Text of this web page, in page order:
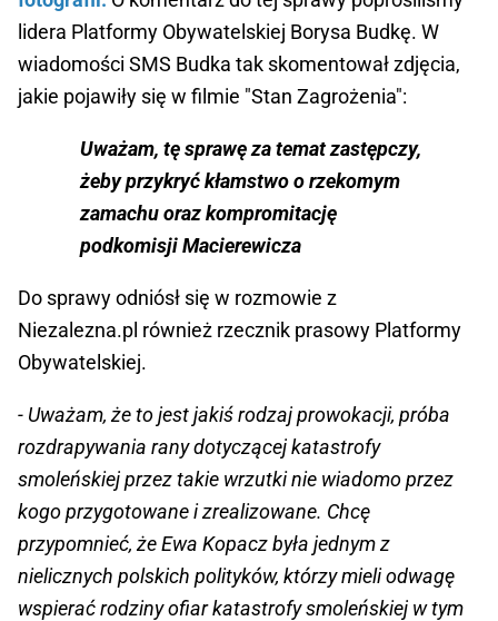
lidera Platformy Obywatelskiej Borysa Budkę. W
wiadomości SMS Budka tak skomentował zdjęcia,
jakie pojawiły się w filmie "Stan Zagrożenia":
Uważam, tę sprawę za temat zastępczy,
żeby przykryć kłamstwo o rzekomym
zamachu oraz kompromitację
podkomisji Macierewicza
Do sprawy odniósł się w rozmowie z
Niezalezna.pl również rzecznik prasowy Platformy
Obywatelskiej.
- Uważam, że to jest jakiś rodzaj prowokacji, próba
rozdrapywania rany dotyczącej katastrofy
smoleńskiej przez takie wrzutki nie wiadomo przez
kogo przygotowane i zrealizowane. Chcę
przypomnieć, że Ewa Kopacz była jednym z
nielicznych polskich polityków, którzy mieli odwagę
wspierać rodziny ofiar katastrofy smoleńskiej w tym